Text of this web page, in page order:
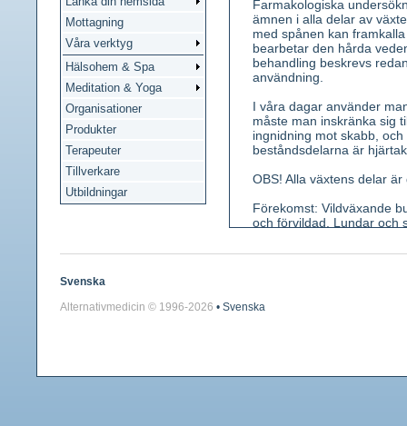
Mottagning
Våra verktyg
Hälsohem & Spa
Meditation & Yoga
Organisationer
Produkter
Terapeuter
Tillverkare
Utbildningar
Farmakologiska
ämnen i alla delar av
med spånen kan
bearbetar den hårda
behandling beskrevs
användning.
I våra dagar använder
måste man inskränka sig
ingnidning mot skabb,
beståndsdelarna är
OBS! Alla växtens delar är
Förekomst: Vildväxande
och förvildad. Lundar och
Kännetecken: 2-4 m hög
skarp.
Svenska
Alternativmedicin © 1996-2026 • Svenska